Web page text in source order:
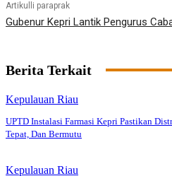
Artikulli paraprak
Gubenur Kepri Lantik Pengurus
Berita Terkait
Kepulauan Riau
UPTD Instalasi Farmasi Kepri Pastikan
Tepat, Dan Bermutu
Kepulauan Riau